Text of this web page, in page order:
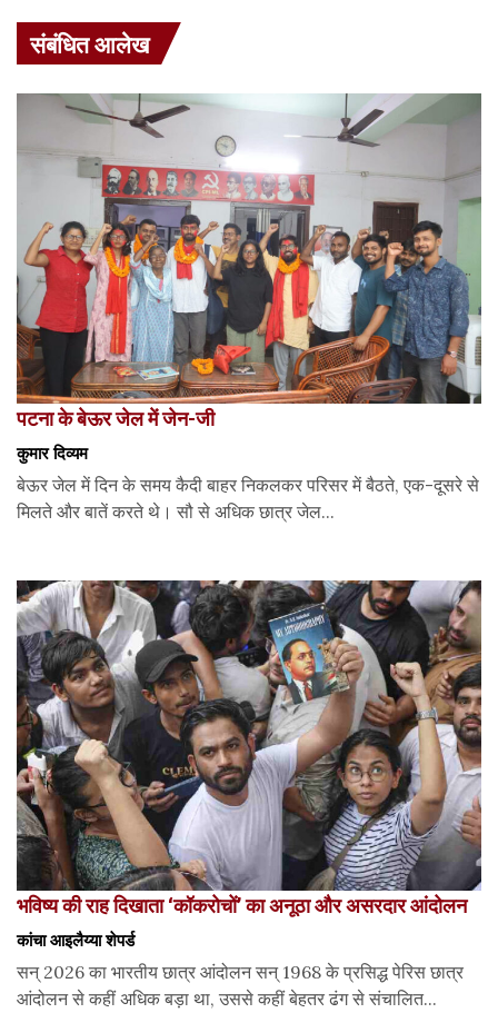
संबंधित आलेख
पटना के बेऊर जेल में जेन-जी
कुमार दिव्यम
बेऊर जेल में दिन के समय कैदी बाहर निकलकर परिसर में बैठते, एक-दूसरे से
मिलते और बातें करते थे। सौ से अधिक छात्र जेल...
भविष्य की राह दिखाता ‘कॉकरोचों’ का अनूठा और असरदार आंदोलन
कांचा आइलैय्या शेपर्ड
सन् 2026 का भारतीय छात्र आंदोलन सन् 1968 के प्रसिद्ध पेरिस छात्र
आंदोलन से कहीं अधिक बड़ा था, उससे कहीं बेहतर ढंग से संचालित...